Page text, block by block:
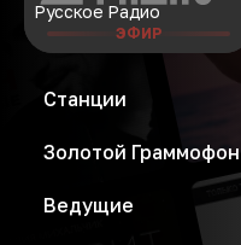
Русское Радио
ЭФИР
Станции
Золотой Граммофон
Ведущие